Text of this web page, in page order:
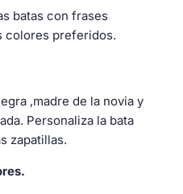
batas con frases
colores preferidos.
,madre de la novia y
Personaliza la bata
zapatillas.